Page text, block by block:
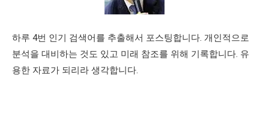
하루 4번 인기 검색어를 추출해서 포스팅합니다. 개인적으로
분석을 대비하는 것도 있고 미래 참조를 위해 기록합니다. 유
용한 자료가 되리라 생각합니다.